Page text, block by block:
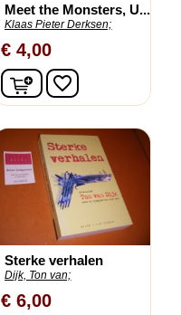
Meet the Monsters, U...
Klaas Pieter Derksen;
€ 4,00
In winkelwagen
favorite_border
Sterke verhalen
Dijk, Ton van;
€ 6,00